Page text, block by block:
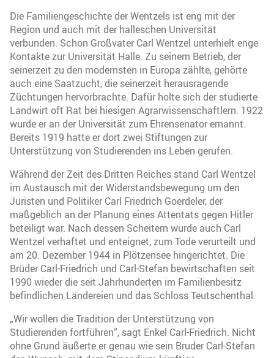
Die Familiengeschichte der Wentzels ist eng mit der
Region und auch mit der halleschen Universität
verbunden. Schon Großvater Carl Wentzel unterhielt enge
Kontakte zur Universität Halle. Zu seinem Betrieb, der
seinerzeit zu den modernsten in Europa zählte, gehörte
auch eine Saatzucht, die seinerzeit herausragende
Züchtungen hervorbrachte. Dafür holte sich der studierte
Landwirt oft Rat bei hiesigen Agrarwissenschaftlern. 1922
wurde er an der Universität zum Ehrensenator ernannt.
Bereits 1919 hatte er dort zwei Stiftungen zur
Unterstützung von Studierenden ins Leben gerufen.
Während der Zeit des Dritten Reiches stand Carl Wentzel
im Austausch mit der Widerstandsbewegung um den
Juristen und Politiker Carl Friedrich Goerdeler, der
maßgeblich an der Planung eines Attentats gegen Hitler
beteiligt war. Nach dessen Scheitern wurde auch Carl
Wentzel verhaftet und enteignet, zum Tode verurteilt und
am 20. Dezember 1944 in Plötzensee hingerichtet. Die
Brüder Carl-Friedrich und Carl-Stefan bewirtschaften seit
1990 wieder die seit Jahrhunderten im Familienbesitz
befindlichen Ländereien und das Schloss Teutschenthal.
„Wir wollen die Tradition der Unterstützung von
Studierenden fortführen“, sagt Enkel Carl-Friedrich. Nicht
ohne Grund äußerte er genau wie sein Bruder Carl-Stefan